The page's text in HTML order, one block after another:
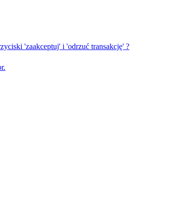
'zaakceptuj' i 'odrzuć transakcję' ?